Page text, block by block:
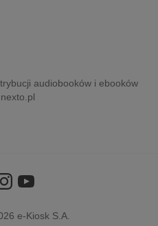
audiobooków i ebooków
e-Kiosk S.A.